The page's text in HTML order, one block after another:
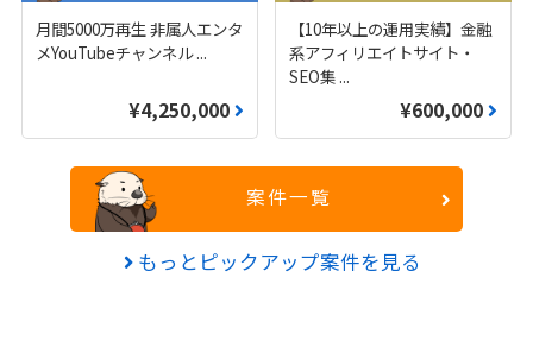
月間5000万再生 非属人エンタ
メYouTubeチャンネル...
¥4,250,000
【10年以上の運用実績】金融
系アフィリエイトサイト・
SEO集 ...
¥600,000
案件一覧
もっとピックアップ案件を見る